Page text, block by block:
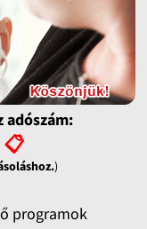
adószám:
📋
)
programok